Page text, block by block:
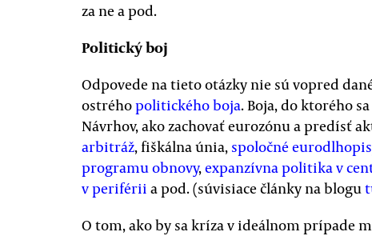
za ne a pod.
Politický boj
Odpovede na tieto otázky nie sú vopred
ostréhopolitického boja. Boja, do ktorého
Návrhov, ako zachovať eurozónu a predísť
arbitráž, fiškálna únia, spoločné
programu obnovy,expanzívna politika v
v periférii a pod. (súvisiace články na blogu
O tom, ako by sa kríza v ideálnom prípade